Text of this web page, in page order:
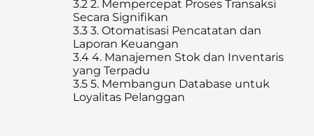
3.2 2. Mempercepat Proses Transaksi
Secara Signifikan
3.3 3. Otomatisasi Pencatatan dan
Laporan Keuangan
3.4 4. Manajemen Stok dan Inventaris
yang Terpadu
3.5 5. Membangun Database untuk
Loyalitas Pelanggan